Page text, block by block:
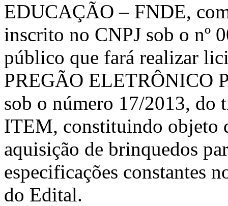
EDUCAÇÃO – FNDE,
inscrito no CNPJ sob o nº
público que fará realizar
PREGÃO ELETRÔNICO
sob o número 17/2013,
ITEM, constituindo objeto
aquisição de brinquedos
especificações constantes
do Edital.